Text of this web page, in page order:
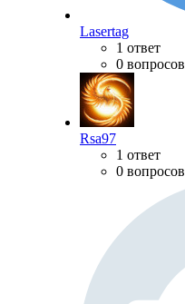
Lasertag
1 ответ
0 вопросов
Rsa97
1 ответ
0 вопросов